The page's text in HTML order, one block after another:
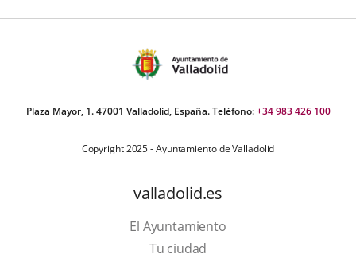
Plaza Mayor, 1. 47001 Valladolid, España. Teléfono:+34 983 426 100
Copyright 2025 - Ayuntamiento de Valladolid
valladolid.es
El Ayuntamiento
Tu ciudad